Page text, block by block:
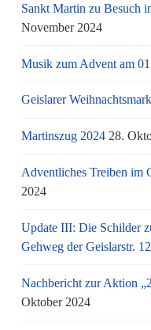
Sankt Martin zu Besuch
November 2024
Musik zum Advent am
Geislarer
Martinszug 2024 28.
Adventliches Treiben im
2024
Update III: Die Schilder
Gehweg der Geislarstr.
Nachbericht zur Aktion
Oktober 2024